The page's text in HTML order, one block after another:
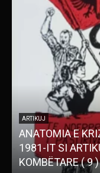
ARTIKUJ
ANATOMIA E
1981-IT SI
KOMBËTARE ( 9 )